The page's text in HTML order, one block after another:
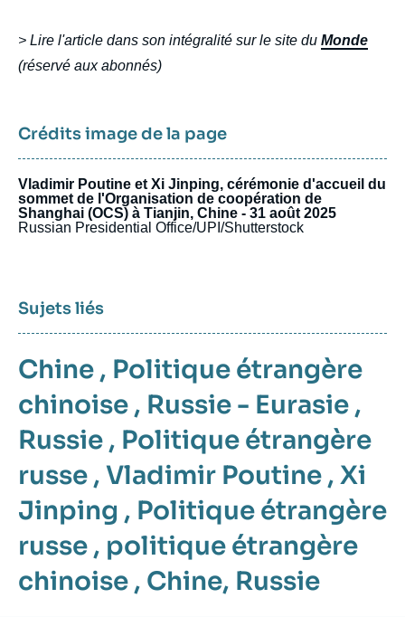
> Lire l'article dans son intégralité sur le site du Monde
(réservé aux abonnés)
Crédits image de la page
Vladimir Poutine et Xi Jinping, cérémonie d'accueil du
sommet de l'Organisation de coopération de
Shanghai (OCS) à Tianjin, Chine - 31 août 2025
Russian Presidential Office/UPI/Shutterstock
Sujets liés
Chine , Politique étrangère
chinoise , Russie - Eurasie ,
Russie , Politique étrangère
russe , Vladimir Poutine , Xi
Jinping , Politique étrangère
russe , politique étrangère
chinoise , Chine, Russie